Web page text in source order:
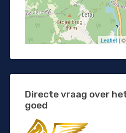
Leaflet|
Directe vraag over
goed